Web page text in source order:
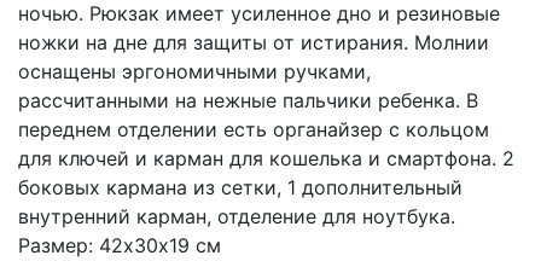
ночью. Рюкзак имеет усиленное дно и резиновые
ножки на дне для защиты от истирания. Молнии
оснащены эргономичными ручками,
рассчитанными на нежные пальчики ребенка. В
переднем отделении есть органайзер с кольцом
для ключей и карман для кошелька и смартфона. 2
боковых кармана из сетки, 1 дополнительный
внутренний карман, отделение для ноутбука.
Размер: 42х30х19 см